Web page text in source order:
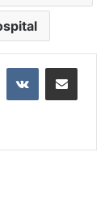
Reddit VKontakteShare via Email